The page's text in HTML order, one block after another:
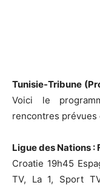
Tunisie-Tribune
Voici le
rencontres prévues
Ligue des Nations :
Croatie 19h45
TV, La 1, Sport